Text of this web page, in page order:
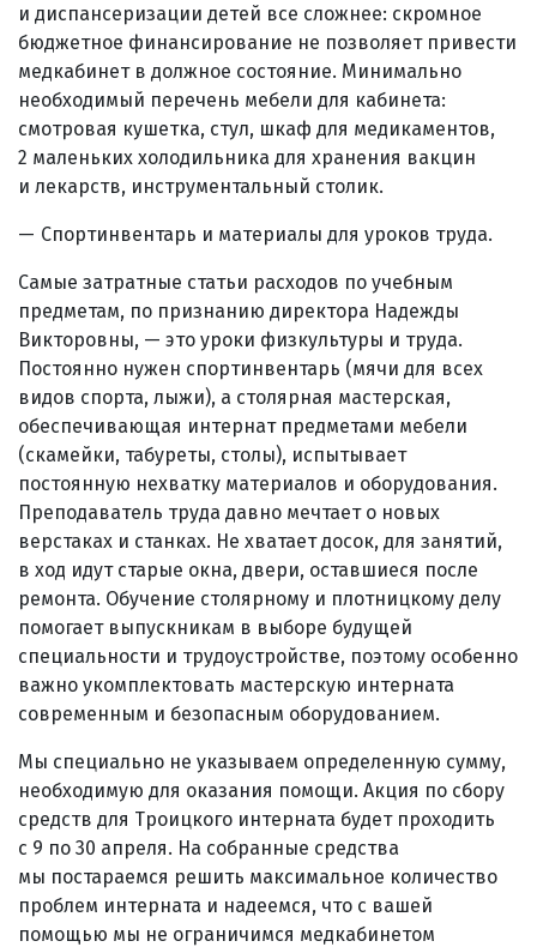
и диспансеризации детей все сложнее: скромное
бюджетное финансирование не позволяет привести
медкабинет в должное состояние. Минимально
необходимый перечень мебели для кабинета:
смотровая кушетка, стул, шкаф для медикаментов,
2 маленьких холодильника для хранения вакцин
и лекарств, инструментальный столик.
Спортинвентарь и материалы для уроков труда.
Самые затратные статьи расходов по учебным
предметам, по признанию директора Надежды
Викторовны, — это уроки физкультуры и труда.
Постоянно нужен спортинвентарь (мячи для всех
видов спорта, лыжи), а столярная мастерская,
обеспечивающая интернат предметами мебели
(скамейки, табуреты, столы), испытывает
постоянную нехватку материалов и оборудования.
Преподаватель труда давно мечтает о новых
верстаках и станках. Не хватает досок, для занятий,
в ход идут старые окна, двери, оставшиеся после
ремонта. Обучение столярному и плотницкому делу
помогает выпускникам в выборе будущей
специальности и трудоустройстве, поэтому особенно
важно укомплектовать мастерскую интерната
современным и безопасным оборудованием.
Мы специально не указываем определенную сумму,
необходимую для оказания помощи. Акция по сбору
средств для Троицкого интерната будет проходить
с 9 по 30 апреля. На собранные средства
мы постараемся решить максимальное количество
проблем интерната и надеемся, что с вашей
помощью мы не ограничимся медкабинетом